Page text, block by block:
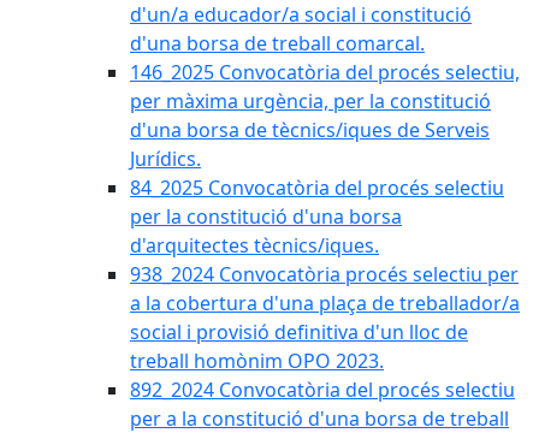
d'un/a educador/a social i constitució
d'una borsa de treball comarcal.
146_2025 Convocatòria del procés selectiu,
per màxima urgència, per la constitució
d'una borsa de tècnics/iques de Serveis
Jurídics.
84_2025 Convocatòria del procés selectiu
per la constitució d'una borsa
d'arquitectes tècnics/iques.
938_2024 Convocatòria procés selectiu per
a la cobertura d'una plaça de treballador/a
social i provisió definitiva d'un lloc de
treball homònim OPO 2023.
892_2024 Convocatòria del procés selectiu
per a la constitució d'una borsa de treball